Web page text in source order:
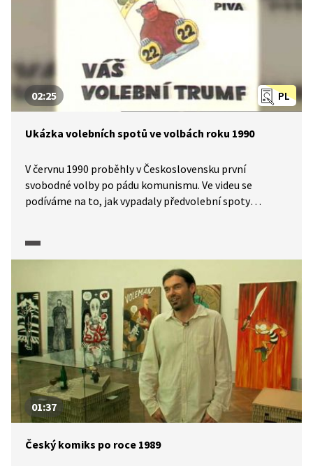
PL
02:25
Ukázka volebních spotů ve volbách roku 1990
V červnu 1990 proběhly v Československu první
svobodné volby po pádu komunismu. Ve videu se
podíváme na to, jak vypadaly předvolební spoty
01:37
Český komiks po roce 1989